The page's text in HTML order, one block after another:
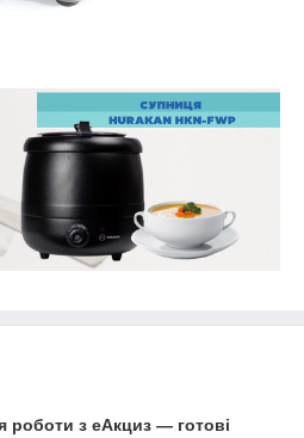
роботи з еАкциз — готові